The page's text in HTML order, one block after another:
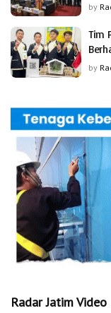
by
Tim
by
Radar Jatim